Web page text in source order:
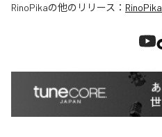
RinoPikaの他のリリース： RinoPika